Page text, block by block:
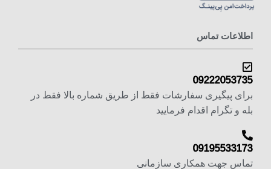
اطلاعات تماس
09222053735
برای پیگیری سفارشات فقط از طریق شماره بالا فقط در
بله و تگرام اقدام فرمایید
09195533173
تماس جهت همکاری سازمانی